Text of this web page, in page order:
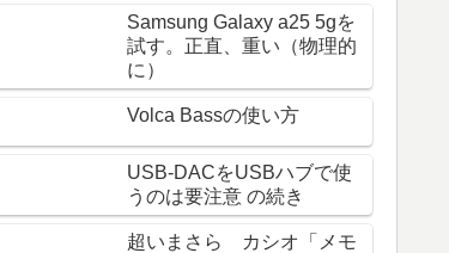
Samsung Galaxy a25 5gを
試す。正直、重い（物理的
に）
Volca Bassの使い方
USB-DACをUSBハブで使
うのは要注意 の続き
超いまさら カシオ「メモ